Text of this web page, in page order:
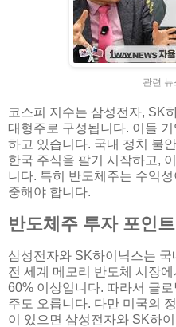
관련 뉴
코스피 지수는 삼성전자, SK
대형주로 구성됩니다. 이들
하고 있습니다. 국내 정치 불
한국 주식을 팔기 시작하고,
니다. 특히 반도체주는 수익
중해야 합니다.
반도체주 투자 포인트
삼성전자와 SK하이닉스는
전 세계 메모리 반도체 시장
60% 이상입니다. 따라서 글
주도 오릅니다. 다만 미국의
이 있으면 삼성전자와 SK하